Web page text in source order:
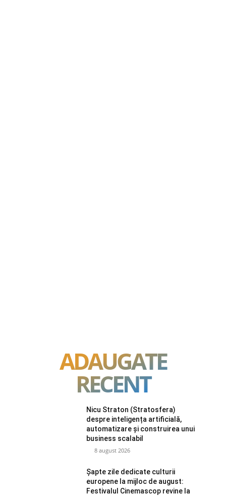
ADAUGATE
RECENT
Nicu Straton (Stratosfera)
despre inteligența artificială,
automatizare și construirea unui
business scalabil
8 august 2026
Șapte zile dedicate culturii
europene la mijloc de august:
Festivalul Cinemascop revine la